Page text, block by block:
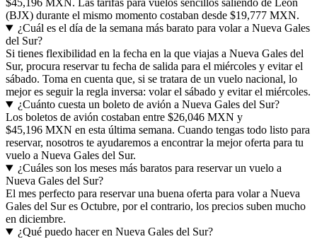
$45,196 MXN. Las tarifas para vuelos sencillos saliendo de León
(BJX) durante el mismo momento costaban desde $19,777 MXN.
¿Cuál es el día de la semana más barato para volar a Nueva Gales
del Sur?
Si tienes flexibilidad en la fecha en la que viajas a Nueva Gales del
Sur, procura reservar tu fecha de salida para el miércoles y evitar el
sábado. Toma en cuenta que, si se tratara de un vuelo nacional, lo
mejor es seguir la regla inversa: volar el sábado y evitar el miércoles.
¿Cuánto cuesta un boleto de avión a Nueva Gales del Sur?
Los boletos de avión costaban entre $26,046 MXN y
$45,196 MXN en esta última semana. Cuando tengas todo listo para
reservar, nosotros te ayudaremos a encontrar la mejor oferta para tu
vuelo a Nueva Gales del Sur.
¿Cuáles son los meses más baratos para reservar un vuelo a
Nueva Gales del Sur?
El mes perfecto para reservar una buena oferta para volar a Nueva
Gales del Sur es Octubre, por el contrario, los precios suben mucho
en diciembre.
¿Qué puedo hacer en Nueva Gales del Sur?